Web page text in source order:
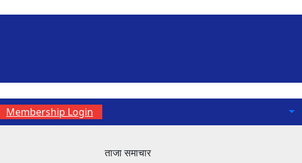
Membership Login
ताजा समाचार